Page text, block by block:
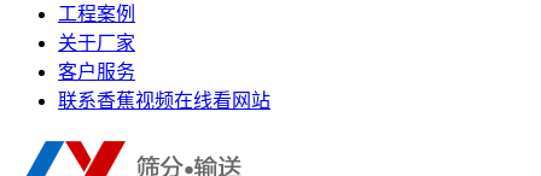
工程案例
关于厂家
客户服务
联系香蕉视频在线看网站